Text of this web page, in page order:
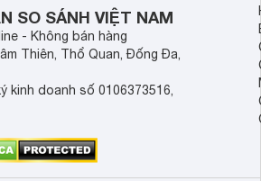
SO SÁNH VIỆT NAM
- Không bán hàng
Thiên, Thổ Quan, Đống Đa,
kinh doanh số 0106373516,